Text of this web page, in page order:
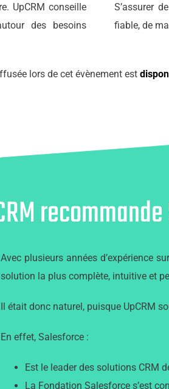
UpCRM conseille
des besoins
S’assurer
fiable, de
lors de cet évènement est
Avec plusieurs années d’expérience
solution la plus complète, intuitive et
Il était donc naturel, puisque UpCRM
En effet, Salesforce :
Est le leader des solutions CRM
La Fondation Salesforce s’est